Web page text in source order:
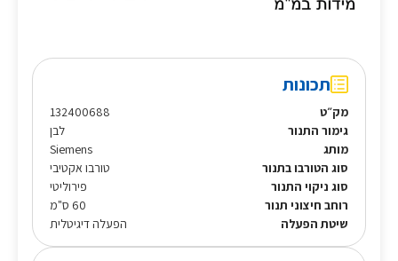
תכונות
מק״ט
132400688
גימור התנור
לבן
מותג
Siemens
סוג הטורבו בתנור
טורבו אקטיבי
סוג ניקוי התנור
פירוליטי
רוחב חיצוני תנור
60 ס"מ
שיטת הפעלה
הפעלה דיגיטלית